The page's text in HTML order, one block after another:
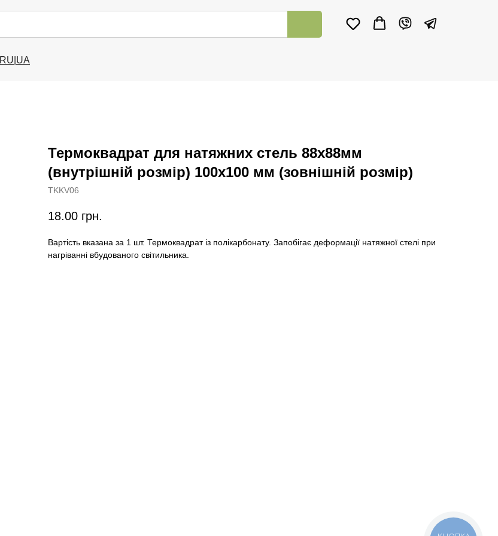
RU|UA
Термоквадрат для натяжних стель 88х88мм
(внутрішній розмір) 100х100 мм (зовнішній розмір)
TKKV06
18.00 грн.
Вартість вказана за 1 шт. Термоквадрат із полікарбонату. Запобігає деформації натяжної стелі при
нагріванні вбудованого світильника.